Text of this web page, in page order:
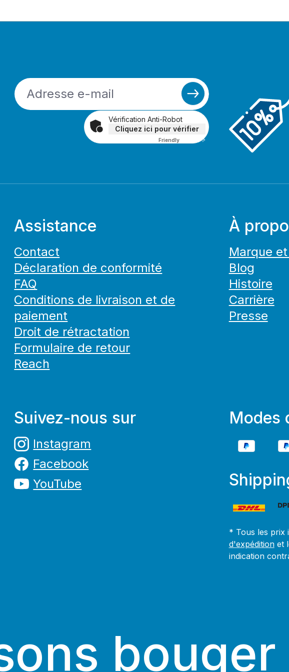
Vérification Anti-Robot
Cliquez ici pour vérifier
FriendlyCaptcha ⇗
Assistance
Contact
Déclaration de conformité
FAQ
Conditions de livraison et de
paiement
Droit de rétractation
Formulaire de retour
Reach
À
Marque
Blog
Histoire
Carrière
Presse
Suivez-nous sur
Instagram
Facebook
YouTube
Modes
* Tous les prix
d'expéditionet
indication
bouger